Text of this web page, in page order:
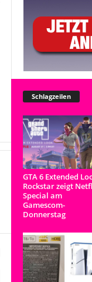
Schlagzeilen
GTA 6 Extended
Rockstar zeigt
Special am
Gamescom-
Donnerstag